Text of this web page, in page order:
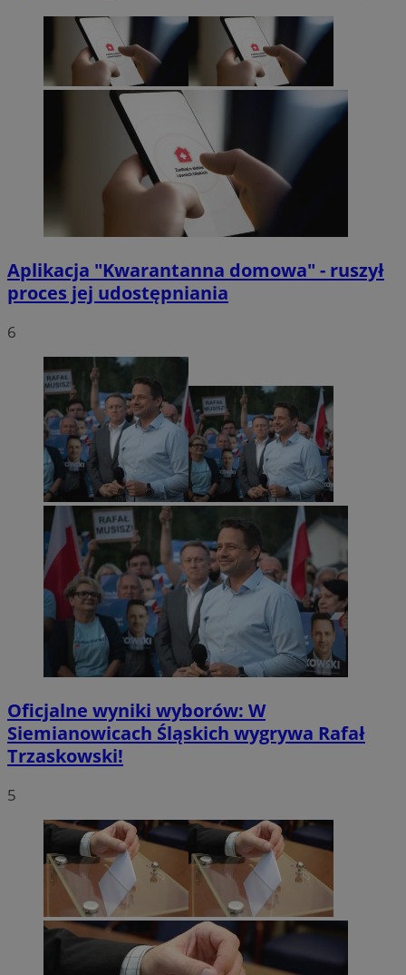
Aplikacja "Kwarantanna domowa" - ruszył
proces jej udostępniania
6
Oficjalne wyniki wyborów: W
Siemianowicach Śląskich wygrywa Rafał
Trzaskowski!
5